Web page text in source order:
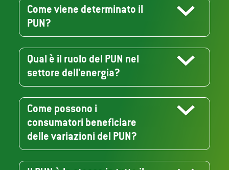
Come viene determinato il
PUN?
Qual è il ruolo del PUN nel
settore dell'energia?
Come possono i
consumatori beneficiare
delle variazioni del PUN?